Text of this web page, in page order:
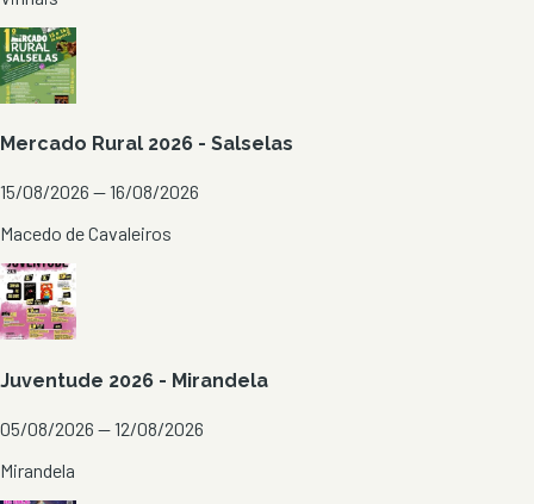
Mercado Rural 2026 - Salselas
15/08/2026 — 16/08/2026
Macedo de Cavaleiros
Juventude 2026 - Mirandela
05/08/2026 — 12/08/2026
Mirandela